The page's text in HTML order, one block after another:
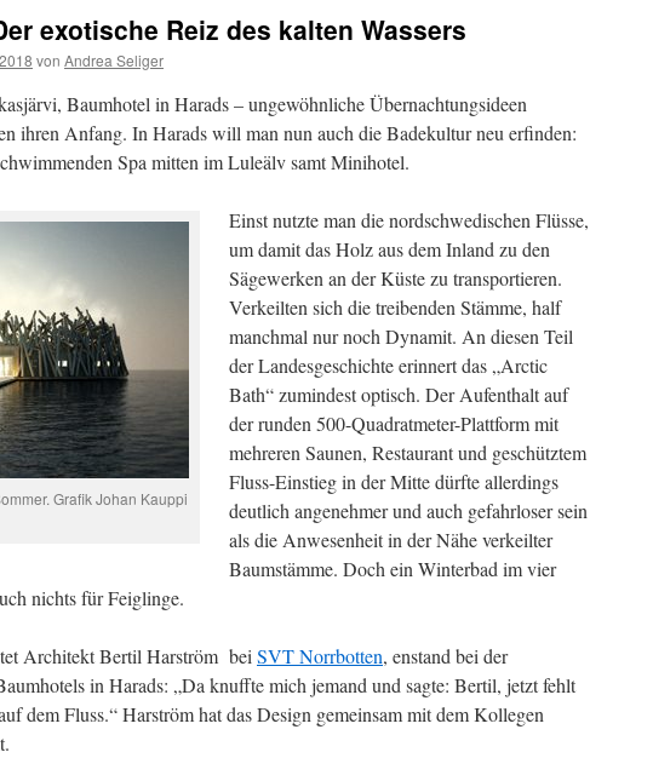
exotische Reiz des kalten Wassers
von Andrea Seliger
Baumhotel in Harads – ungewöhnliche Übernachtungsideen
ihren Anfang. In Harads will man nun auch die Badekultur neu erfinden:
Spa mitten im Luleälv samt Minihotel.
Grafik Johan Kauppi
Einst nutzte man die nordschwedischen Flüsse,
um damit das Holz aus dem Inland zu den
Sägewerken an der Küste zu transportieren.
Verkeilten sich die treibenden Stämme, half
manchmal nur noch Dynamit. An diesen Teil
der Landesgeschichte erinnert das „Arctic
Bath“ zumindest optisch. Der Aufenthalt auf
der runden 500-Quadratmeter-Plattform mit
mehreren Saunen, Restaurant und geschütztem
Fluss-Einstieg in der Mitte dürfte allerdings
deutlich angenehmer und auch gefahrloser sein
als die Anwesenheit in der Nähe verkeilter
Baumstämme. Doch ein Winterbad im vier
nichts für Feiglinge.
Architekt Bertil Harström bei SVT Norrbotten, enstand bei der
in Harads: „Da knuffte mich jemand und sagte: Bertil, jetzt fehlt
dem Fluss.“ Harström hat das Design gemeinsam mit dem Kollegen